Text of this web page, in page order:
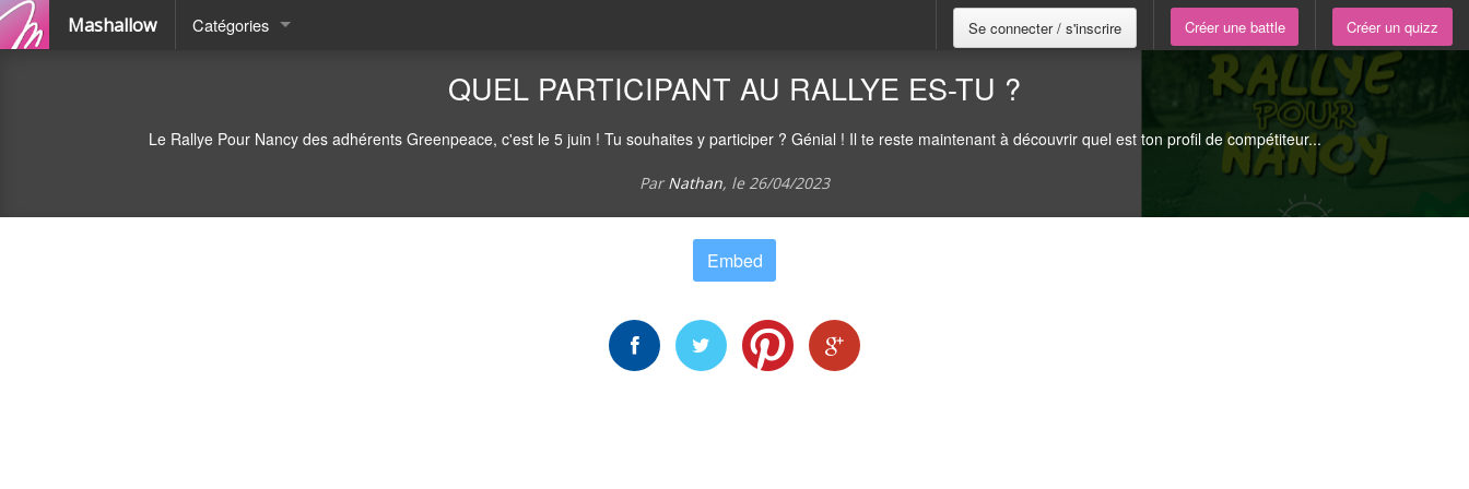
Mashallow Catégories Se connecter / s'inscrire Créer une battle Créer un quizz
QUEL PARTICIPANT AU RALLYE ES-TU ?
Le Rallye Pour Nancy des adhérents Greenpeace, c'est le 5 juin ! Tu souhaites y participer ? Génial ! Il te reste maintenant à découvrir quel est ton profil de compétiteur...
Par Nathan, le26/04/2023
Embed